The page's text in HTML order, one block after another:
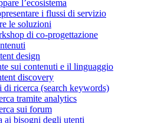
l’ecosistema
i flussi di servizio
le soluzioni
di co-progettazione
design
sui contenuti e il linguaggio
discovery
di ricerca (search keywords)
tramite analytics
sui forum
ai bisogni degli utenti